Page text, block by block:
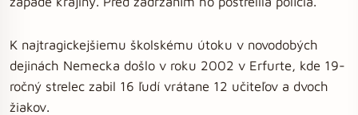
K najtragickejšiemu školskému útoku v novodobých
dejinách Nemecka došlo v roku 2002 v Erfurte, kde 19-
ročný strelec zabil 16 ľudí vrátane 12 učiteľov a dvoch
žiakov.